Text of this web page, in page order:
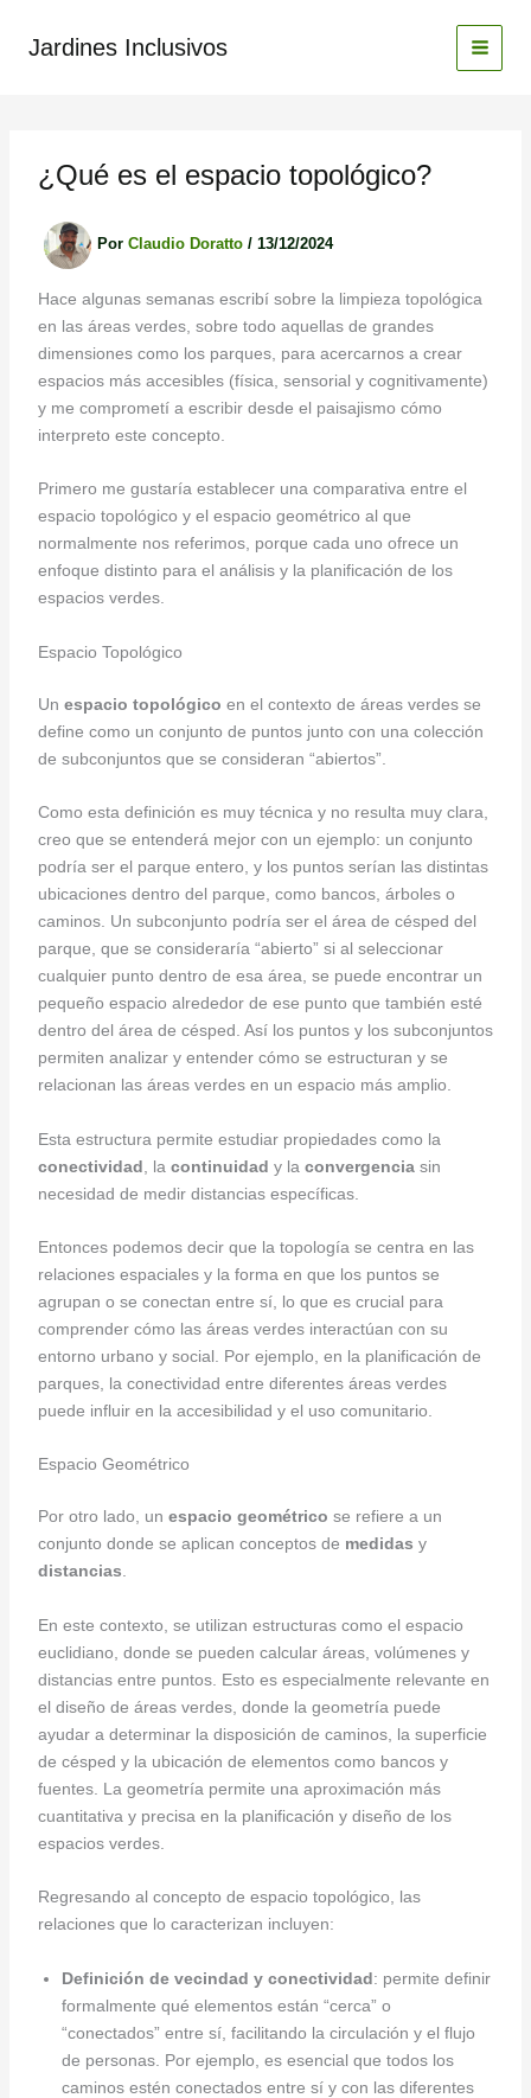
Jardines Inclusivos
¿Qué es el espacio topológico?
Por Claudio Doratto / 13/12/2024
Hace algunas semanas escribí sobre la limpieza topológica
en las áreas verdes, sobre todo aquellas de grandes
dimensiones como los parques, para acercarnos a crear
espacios más accesibles (física, sensorial y cognitivamente)
y me comprometí a escribir desde el paisajismo cómo
interpreto este concepto.
Primero me gustaría establecer una comparativa entre el
espacio topológico y el espacio geométrico al que
normalmente nos referimos, porque cada uno ofrece un
enfoque distinto para el análisis y la planificación de los
espacios verdes.
Espacio Topológico
Un espacio topológico en el contexto de áreas verdes se
define como un conjunto de puntos junto con una colección
de subconjuntos que se consideran “abiertos”.
Como esta definición es muy técnica y no resulta muy clara,
creo que se entenderá mejor con un ejemplo: un conjunto
podría ser el parque entero, y los puntos serían las distintas
ubicaciones dentro del parque, como bancos, árboles o
caminos. Un subconjunto podría ser el área de césped del
parque, que se consideraría “abierto” si al seleccionar
cualquier punto dentro de esa área, se puede encontrar un
pequeño espacio alrededor de ese punto que también esté
dentro del área de césped. Así los puntos y los subconjuntos
permiten analizar y entender cómo se estructuran y se
relacionan las áreas verdes en un espacio más amplio.
Esta estructura permite estudiar propiedades como la
conectividad , la continuidad y la convergenciasin
necesidad de medir distancias específicas.
Entonces podemos decir que la topología se centra en las
relaciones espaciales y la forma en que los puntos se
agrupan o se conectan entre sí, lo que es crucial para
comprender cómo las áreas verdes interactúan con su
entorno urbano y social. Por ejemplo, en la planificación de
parques, la conectividad entre diferentes áreas verdes
puede influir en la accesibilidad y el uso comunitario.
Espacio Geométrico
Por otro lado, un espacio geométrico se refiere a un
conjunto donde se aplican conceptos de medidas y
distancias.
En este contexto, se utilizan estructuras como el espacio
euclidiano, donde se pueden calcular áreas, volúmenes y
distancias entre puntos. Esto es especialmente relevante en
el diseño de áreas verdes, donde la geometría puede
ayudar a determinar la disposición de caminos, la superficie
de césped y la ubicación de elementos como bancos y
fuentes. La geometría permite una aproximación más
cuantitativa y precisa en la planificación y diseño de los
espacios verdes.
Regresando al concepto de espacio topológico, las
relaciones que lo caracterizan incluyen:
Definición de vecindad y conectividad: permite definir
formalmente qué elementos están “cerca” o
“conectados” entre sí, facilitando la circulación y el flujo
de personas. Por ejemplo, es esencial que todos los
caminos estén conectados entre sí y con las diferentes